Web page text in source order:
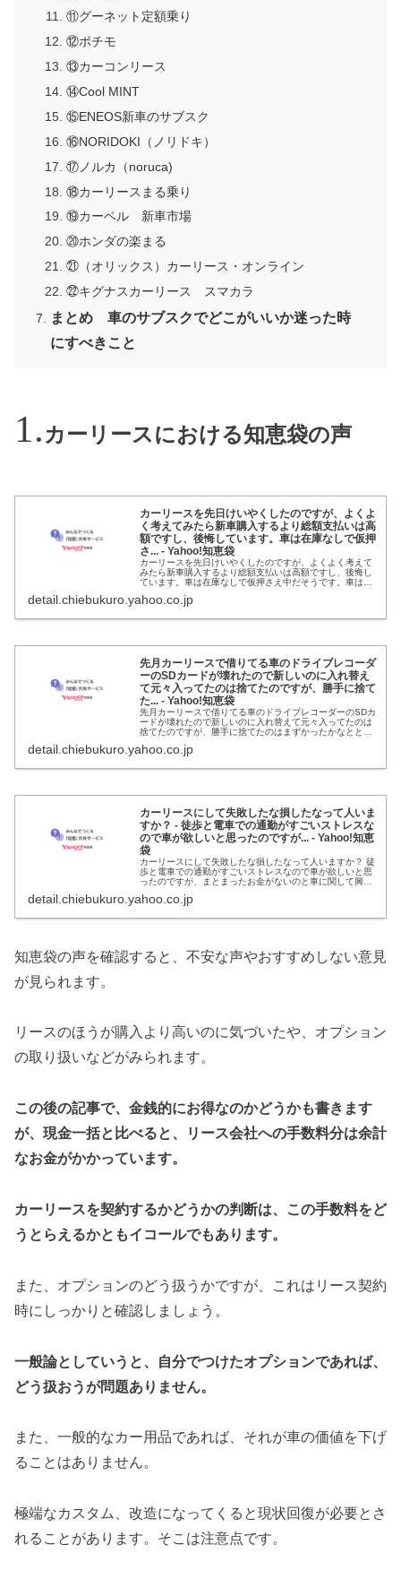
⑪グーネット定額乗り
⑫ポチモ
⑬カーコンリース
⑭Cool MINT
⑮ENEOS新車のサブスク
⑯NORIDOKI（ノリドキ）
⑰ノルカ（noruca)
⑱カーリースまる乗り
⑲カーベル 新車市場
⑳ホンダの楽まる
㉑（オリックス）カーリース・オンライン
㉒キグナスカーリース スマカラ
まとめ 車のサブスクでどこがいいか迷った時
にすべきこと
カーリースにおける知恵袋の声
カーリースを先日けいやくしたのですが、よくよ
く考えてみたら新車購入するより総額支払いは高
額ですし、後悔しています。車は在庫なしで仮押
さ... - Yahoo!知恵袋
カーリースを先日けいやくしたのですが、よくよく考えて
みたら新車購入するより総額支払いは高額ですし、後悔し
ています。車は在庫なしで仮押さえ中だそうです。車は気
ローン会社についたかついていないかのタイミングだと思
しいで...
detail.chiebukuro.yahoo.co.jp
先月カーリースで借りてる車のドライブレコーダ
ーのSDカードが壊れたので新しいのに入れ替え
て元々入ってたのは捨てたのですが、勝手に捨て
た... - Yahoo!知恵袋
先月カーリースで借りてる車のドライブレコーダーのSDカ
ードが壊れたので新しいのに入れ替えて元々入ってたのは
捨てたのですが、勝手に捨てたのはまずかったかなととて
てたのですが、母に泥棒、犯罪者、社会人失格などと激怒
すか...
detail.chiebukuro.yahoo.co.jp
カーリースにして失敗したな損したなって人いま
すか？ - 徒歩と電車での通勤がすごいストレスな
ので車が欲しいと思ったのですが... - Yahoo!知恵
袋
カーリースにして失敗したな損したなって人いますか？ 徒
歩と電車での通勤がすごいストレスなので車が欲しいと思
ったのですが、まとまったお金がないのと車に関して興味
しいと思ったのですがカーリース利用しない方がいいでし
detail.chiebukuro.yahoo.co.jp
知恵袋の声を確認すると、不安な声やおすすめしない意見
が見られます。
リースのほうが購入より高いのに気づいたや、オプション
の取り扱いなどがみられます。
この後の記事で、金銭的にお得なのかどうかも書きます
が、現金一括と比べると、リース会社への手数料分は余計
なお金がかかっています。
カーリースを契約するかどうかの判断は、この手数料をど
うとらえるかともイコールでもあります。
また、オプションのどう扱うかですが、これはリース契約
時にしっかりと確認しましょう。
一般論としていうと、自分でつけたオプションであれば、
どう扱おうが問題ありません。
また、一般的なカー用品であれば、それが車の価値を下げ
ることはありません。
極端なカスタム、改造になってくると現状回復が必要とさ
れることがあります。そこは注意点です。